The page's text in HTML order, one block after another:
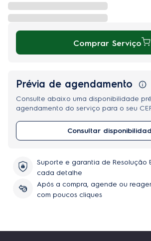
Comprar Serviço
Prévia de agendamento
Consulte abaixo uma disponibilidade
agendamento do serviço para o seu
Consultar
Suporte e garantia de Resolução
cada detalhe
Após a compra, agende ou
com poucos cliques